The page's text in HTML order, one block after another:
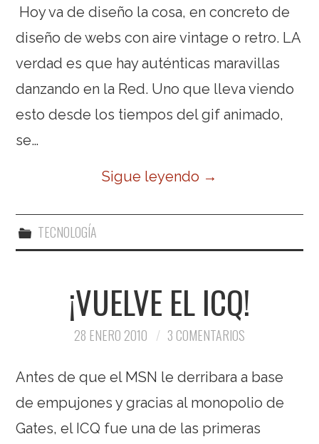
Hoy va de diseño la cosa, en concreto de
diseño de webs con aire vintage o retro. LA
verdad es que hay auténticas maravillas
danzando en la Red. Uno que lleva viendo
esto desde los tiempos del gif animado,
se…
Sigue leyendo →
TECNOLOGÍA
¡VUELVE EL ICQ!
28 ENERO 2010 3 COMENTARIOS
Antes de que el MSN le derribara a base
de empujones y gracias al monopolio de
Gates, el ICQ fue una de las primeras